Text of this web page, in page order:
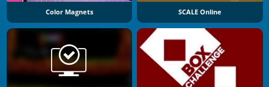
Color Magnets SCALE Online